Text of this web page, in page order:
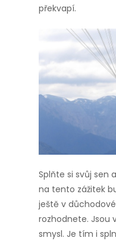
překvapí.
Splňte si svůj sen
na tento zážitek
ještě v
rozhodnete. Jsou
smysl. Je tím i